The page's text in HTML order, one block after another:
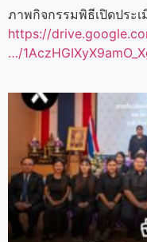
ภาพกิจกรรมพิธีเปิดประ
https://
…/